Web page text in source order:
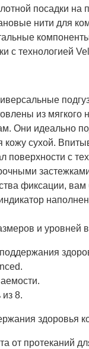
посадки на
нити для
с технологией
из
Они идеально
кожу сухой.
поверхности с
фиксации,
и уровней
8.
здоровья
от протеканий